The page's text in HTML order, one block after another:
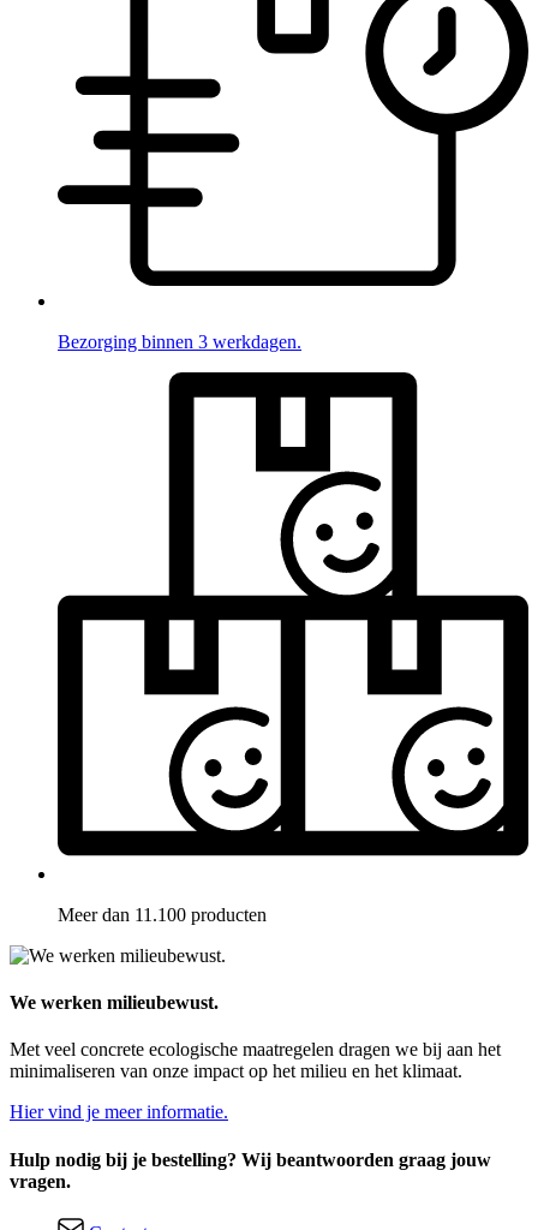
Bezorging binnen 3 werkdagen.
Meer dan 11.100 producten
We werken milieubewust.
Met veel concrete ecologische maatregelen dragen we bij aan het
minimaliseren van onze impact op het milieu en het klimaat.
Hier vind je meer informatie.
Hulp nodig bij je bestelling? Wij beantwoorden graag jouw
vragen.